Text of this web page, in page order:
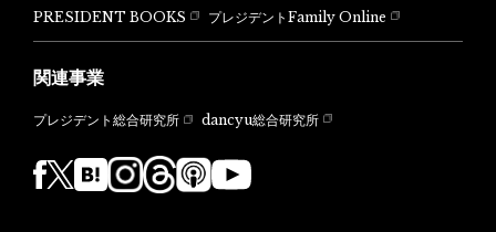
PRESIDENT BOOKS
プレジデントFamily Online
関連事業
プレジデント総合研究所 dancyu総合研究所